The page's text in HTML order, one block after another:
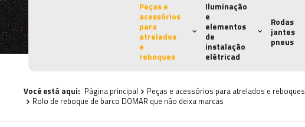
Peças e
acessórios
para
atrelados
e
reboques
Iluminação
e
elementos
de
instalação
elétricad
Rodas
jantes
pneus
Você está aqui: Página principal Peças e acessórios para atrelados e reboques
Rolo de reboque de barco DOMAR que não deixa marcas